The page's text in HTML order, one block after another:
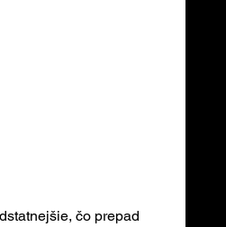
čo prepad